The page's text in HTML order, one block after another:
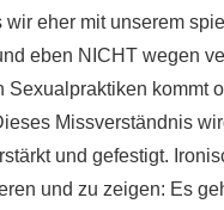
wir eher mit unserem
eben NICHT wegen
Sexualpraktiken kommt
Missverständnis
und gefestigt.
und zu zeigen: Es